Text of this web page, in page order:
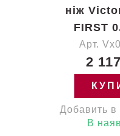
ніж
FIRST
Арт.
2
Добавить в
В